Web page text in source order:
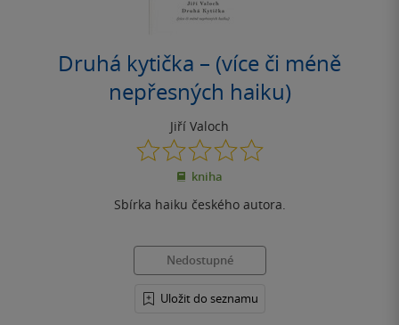
Druhá kytička – (více či méně
nepřesných haiku)
Jiří Valoch
0.0
z
5
kniha
Sbírka haiku českého autora.
Nedostupné
Uložit do seznamu